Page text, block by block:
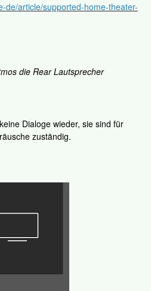
de/article/supported-home-theater-
die Rear Lautsprecher
Dialoge wieder, sie sind für
zuständig.